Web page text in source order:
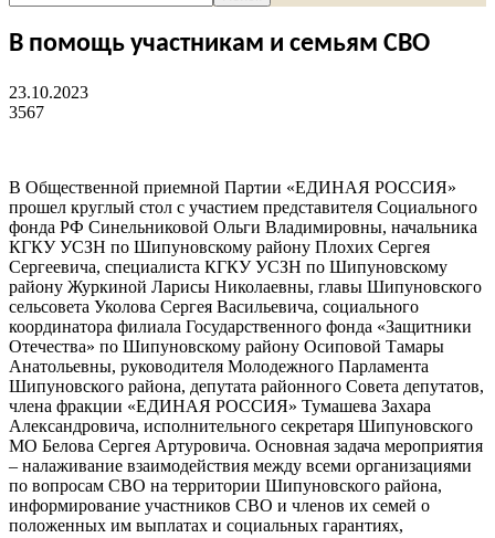
В помощь участникам и семьям СВО
23.10.2023
3567
В Общественной приемной Партии «ЕДИНАЯ РОССИЯ»
прошел круглый стол с участием представителя Социального
фонда РФ Синельниковой Ольги Владимировны, начальника
КГКУ УСЗН по Шипуновскому району Плохих Сергея
Сергеевича, специалиста КГКУ УСЗН по Шипуновскому
району Журкиной Ларисы Николаевны, главы Шипуновского
сельсовета Уколова Сергея Васильевича, социального
координатора филиала Государственного фонда «Защитники
Отечества» по Шипуновскому району Осиповой Тамары
Анатольевны, руководителя Молодежного Парламента
Шипуновского района, депутата районного Совета депутатов,
члена фракции «ЕДИНАЯ РОССИЯ» Тумашева Захара
Александровича, исполнительного секретаря Шипуновского
МО Белова Сергея Артуровича. Основная задача мероприятия
– налаживание взаимодействия между всеми организациями
по вопросам СВО на территории Шипуновского района,
информирование участников СВО и членов их семей о
положенных им выплатах и социальных гарантиях,